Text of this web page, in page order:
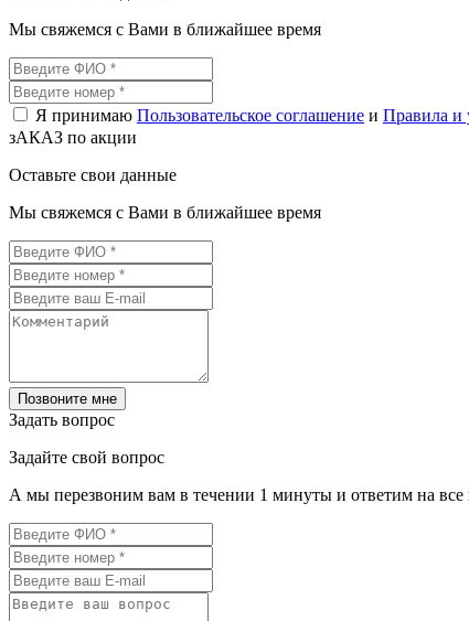
Мы свяжемся с Вами в ближайшее время
Я принимаю Пользовательское соглашение и Правила и
зАКАЗ по акции
Оставьте свои данные
Мы свяжемся с Вами в ближайшее время
Позвоните мне
Задать вопрос
Задайте свой вопрос
А мы перезвоним вам в течении 1 минуты и ответим на